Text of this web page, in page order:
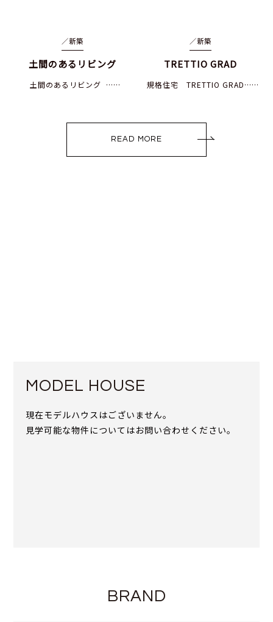
／新築
土間のあるリビング
土間のあるリビング ……
／新築
TRETTIO GRAD
規格住宅 TRETTIO GRAD……
READ MORE
MODEL HOUSE
現在モデルハウスはございません。
見学可能な物件についてはお問い合わせください。
BRAND